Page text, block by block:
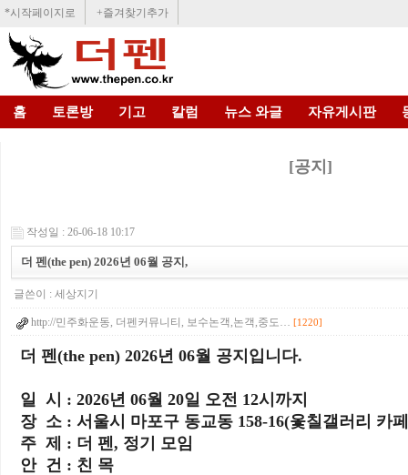
*시작페이지로 +즐겨찾기추가
홈 토론방 기고 칼럼 뉴스 와글 자유게시판
[공지]
작성일 : 26-06-18 10:17
더 펜(the pen) 2026년 06월 공지,
글쓴이 : 세상지기
http://민주화운동, 더펜커뮤니티, 보수논객,논객,중도… [1220]
더 펜(the pen) 2026년 06월 공지입니다.
일 시 : 2026년 06월 20일 오전 12시까지
장 소 : 서울시 마포구 동교동 158-16(옻칠갤러리 카
주 제 : 더 펜, 정기 모임
안 건 : 친 목